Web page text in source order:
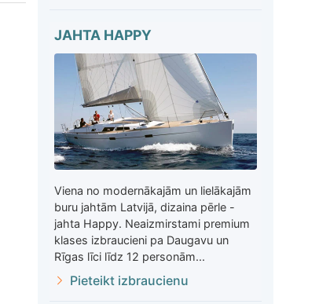
JAHTA HAPPY
Viena no modernākajām un lielākajām
buru jahtām Latvijā, dizaina pērle -
jahta Happy. Neaizmirstami premium
klases izbraucieni pa Daugavu un
Rīgas līci līdz 12 personām...
Pieteikt izbraucienu